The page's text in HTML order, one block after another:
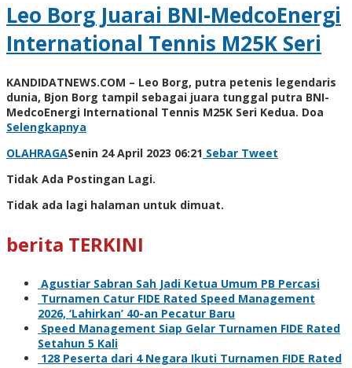
Leo Borg Juarai BNI-MedcoEnergi
International Tennis M25K Seri
KANDIDATNEWS.COM – Leo Borg, putra petenis legendaris
dunia, Bjon Borg tampil sebagai juara tunggal putra BNI-
MedcoEnergi International Tennis M25K Seri Kedua. Doa
Selengkapnya
OLAHRAGASenin 24 April 2023 06:21 oleh
Sebar Tweet
Tidak Ada Postingan Lagi.
Tidak ada lagi halaman untuk dimuat.
berita TERKINI
Agustiar Sabran Sah Jadi Ketua Umum PB Percasi
Turnamen Catur FIDE Rated Speed Management
2026, ‘Lahirkan’ 40-an Pecatur Baru
Speed Management Siap Gelar Turnamen FIDE Rated
Setahun 5 Kali
128 Peserta dari 4 Negara Ikuti Turnamen FIDE Rated